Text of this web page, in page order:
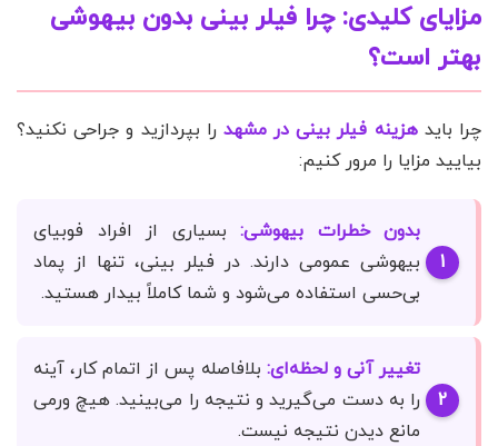
مزایای کلیدی: چرا فیلر بینی بدون بیهوشی
بهتر است؟
چرا بایدهزینه فیلر بینی در مشهد را بپردازید و جراحی نکنید؟
بیایید مزایا را مرور کنیم:
بدون خطرات بیهوشی: بسیاری از افراد فوبیای
بیهوشی عمومی دارند. در فیلر بینی، تنها از پماد
بی‌حسی استفاده می‌شود و شما کاملاً بیدار هستید.
تغییر آنی و لحظه‌ای: بلافاصله پس از اتمام کار، آینه
را به دست می‌گیرید و نتیجه را می‌بینید. هیچ ورمی
مانع دیدن نتیجه نیست.